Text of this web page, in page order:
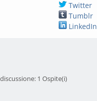
Twitter
Tumblr
LinkedIn
1 Ospite(i)